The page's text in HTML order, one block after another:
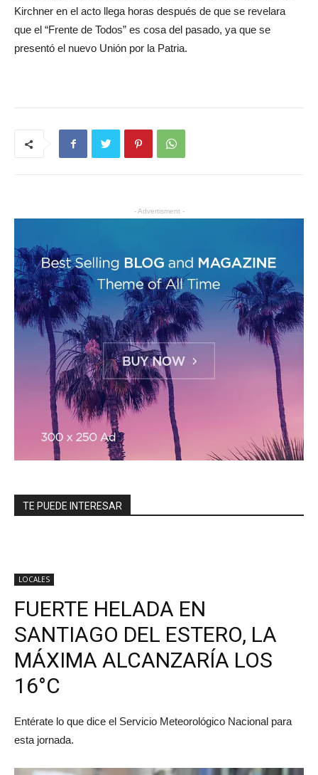
Kirchner en el acto llega horas después de que se revelara
que el “Frente de Todos” es cosa del pasado, ya que se
presentó el nuevo Unión por la Patria.
- Advertisment -
TE PUEDE INTERESAR